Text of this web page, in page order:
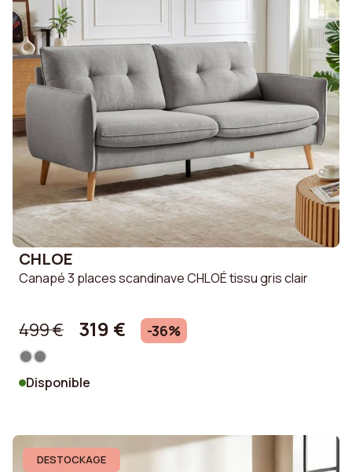
CHLOE
Canapé 3 places scandinave CHLOÉ tissu gris clair
499 € 319 € -36%
Disponible
DESTOCKAGE